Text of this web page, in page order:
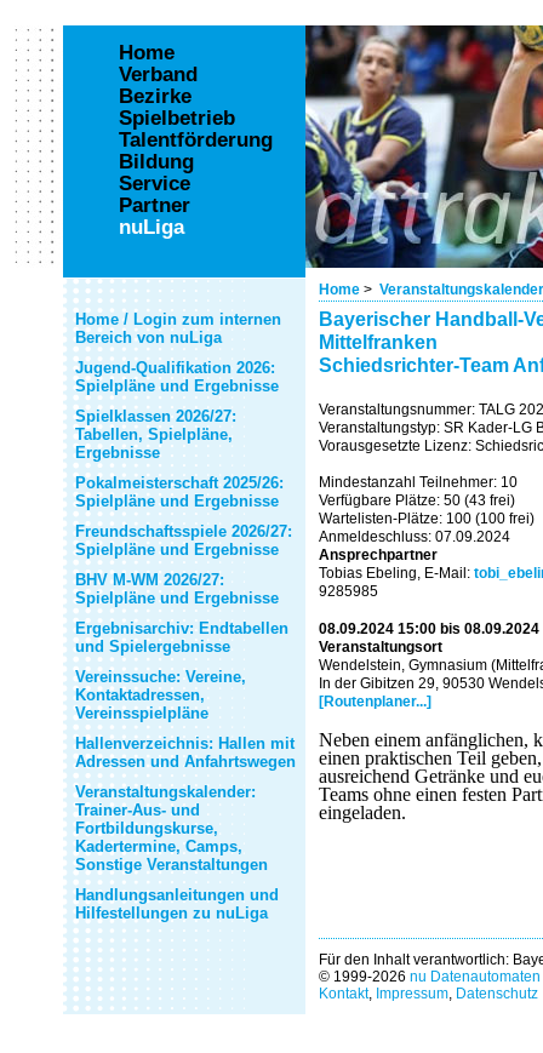
Home > Veranstaltungskalender
Home
Verband
Bezirke
Spielbetrieb
Talentförderung
Bildung
Service
Partner
nuLiga
Home / Login zum internen
Bereich von nuLiga
Jugend-Qualifikation 2026:
Spielpläne und Ergebnisse
Spielklassen 2026/27:
Tabellen, Spielpläne,
Ergebnisse
Pokalmeisterschaft 2025/26:
Spielpläne und Ergebnisse
Freundschaftsspiele 2026/27:
Spielpläne und Ergebnisse
BHV M-WM 2026/27:
Spielpläne und Ergebnisse
Ergebnisarchiv: Endtabellen
und Spielergebnisse
Vereinssuche: Vereine,
Kontaktadressen,
Vereinsspielpläne
Hallenverzeichnis: Hallen mit
Adressen und Anfahrtswegen
Veranstaltungskalender:
Trainer-Aus- und
Fortbildungskurse,
Kadertermine, Camps,
Sonstige Veranstaltungen
Handlungsanleitungen und
Hilfestellungen zu nuLiga
Bayerischer Handball-
Mittelfranken
Schiedsrichter-Team
Veranstaltungsnummer: TALG
Veranstaltungstyp: SR Kader-LG
Vorausgesetzte Lizenz:
Mindestanzahl Teilnehmer: 10
Verfügbare Plätze: 50 (43 frei)
Wartelisten-Plätze: 100 (100 frei)
Anmeldeschluss: 07.09.2024
Ansprechpartner
Tobias Ebeling, E-Mail:
9285985
08.09.2024 15:00 bis
Veranstaltungsort
Wendelstein, Gymnasium
In der Gibitzen 29, 90530
[Routenplaner...]
Neben einem anfänglichen,
einen praktischen Teil
ausreichend Getränke und
Teams ohne einen festen
eingeladen.
Für den Inhalt verantwortlich:
© 1999-2026 nu
Kontakt, Impressum, Datenschutz